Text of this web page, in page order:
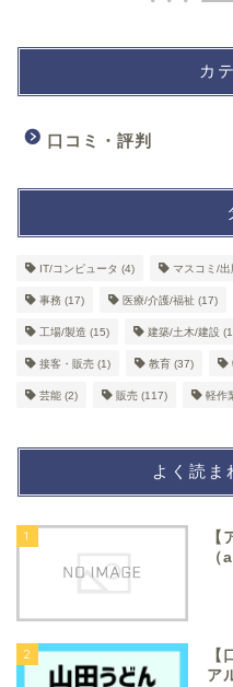
カ
口コミ・評判
IT/コンピュータ (4) マスコミ/出
事務 (17) 医療/介護/福祉 (17)
工場/製造 (15) 建築/土木/建設
接客・販売 (1) 教育 (37)
芸能 (2) 販売 (117) 軽作
よく読ま
1
2
ア